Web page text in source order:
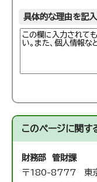
具体的な理由を記
このページに関す
財務部 管財課
〒180-8777 東